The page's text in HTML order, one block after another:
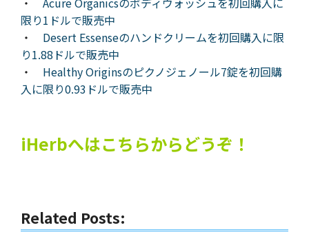
限り1ドルで販売中
・ Desert Essenseのハンドクリームを初回購入に限
り1.88ドルで販売中
・ Healthy Originsのピクノジェノール7錠を初回購
入に限り0.93ドルで販売中
iHerbへはこちらからどうぞ！
Related Posts: